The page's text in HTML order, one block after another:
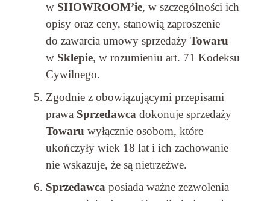
w SHOWROOM’ie, w szczególności ich
opisy oraz ceny, stanowią zaproszenie
do zawarcia umowy sprzedaży Towaru
w Sklepie, w rozumieniu art. 71 Kodeksu
Cywilnego.
Zgodnie z obowiązującymi przepisami
prawa Sprzedawca dokonuje sprzedaży
Towaru wyłącznie osobom, które
ukończyły wiek 18 lat i ich zachowanie
nie wskazuje, że są nietrzeźwe.
Sprzedawca posiada ważne zezwolenia